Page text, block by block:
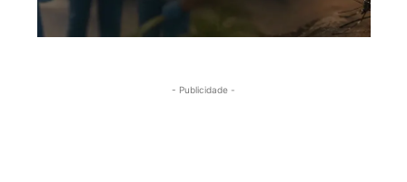
- Publicidade -